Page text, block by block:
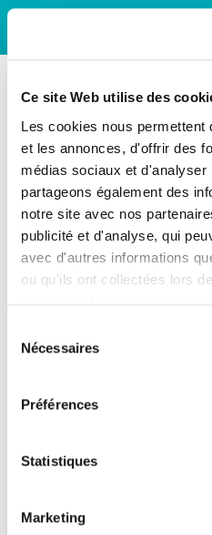
Ce site Web utilise des
Les cookies nous permettent
et les annonces, d'offrir des
médias sociaux et d'analyser
partageons également des
notre site avec nos
publicité et d'analyse, qui
avec d'autres informations
ou qu'ils ont collectées lors
Nécessaires
Préférences
Statistiques
Marketing